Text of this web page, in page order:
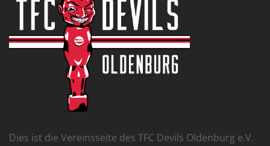
Dies ist die Vereinsseite des TFC Devils Oldenburg e.V.